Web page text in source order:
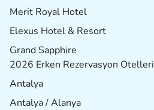
Merit Royal Hotel
Elexus Hotel & Resort
Grand Sapphire
2026 Erken Rezervasyon Otelleri
Antalya
Antalya / Alanya